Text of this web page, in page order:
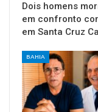
Dois homens
em confronto
em Santa Cruz
BAHIA